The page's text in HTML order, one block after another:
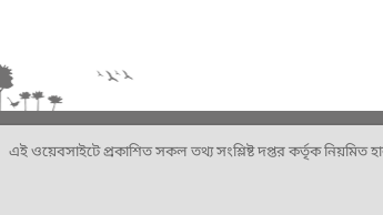
এই ওয়েবসাইটে প্রকাশিত সকল তথ্য সংশ্লিষ্ট দপ্তর কর্তৃক নিয়মিত